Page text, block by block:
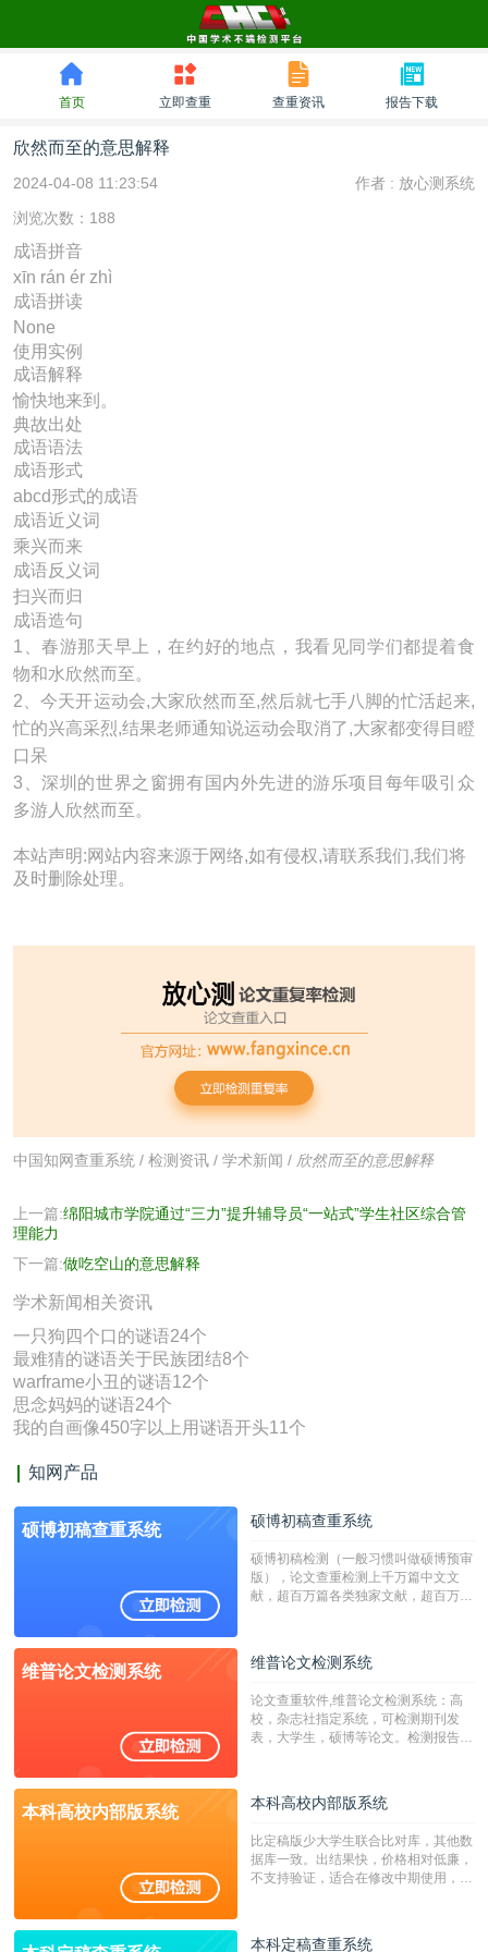
首页 立即查重 查重资讯 报告下载
欣然而至的意思解释
2024-04-08 11:23:54 作者 : 放心测系统
浏览次数：188
成语拼音
xīn rán ér zhì
成语拼读
None
使用实例
成语解释
愉快地来到。
典故出处
成语语法
成语形式
abcd形式的成语
成语近义词
乘兴而来
成语反义词
扫兴而归
成语造句
1、春游那天早上，在约好的地点，我看见同学们都提着食
物和水欣然而至。
2、今天开运动会,大家欣然而至,然后就七手八脚的忙活起来,
忙的兴高采烈,结果老师通知说运动会取消了,大家都变得目瞪
口呆
3、深圳的世界之窗拥有国内外先进的游乐项目每年吸引众
多游人欣然而至。
本站声明:网站内容来源于网络,如有侵权,请联系我们,我们将
及时删除处理。
中国知网查重系统 / 检测资讯 / 学术新闻 / 欣然而至的意思解释
上一篇:绵阳城市学院通过“三力”提升辅导员“一站式”学生社区综合管
理能力
下一篇:做吃空山的意思解释
学术新闻相关资讯
一只狗四个口的谜语24个
最难猜的谜语关于民族团结8个
warframe小丑的谜语12个
思念妈妈的谜语24个
我的自画像450字以上用谜语开头11个
知网产品
硕博初稿查重系统 硕博初稿查重系统
硕博初稿检测（一般习惯叫做硕博预审
版），论文查重检测上千万篇中文文
献，超百万篇各类独家文献，超百万港
校用来检测硕博论文的系统，检测范围
广，数据来源真实，检测算法合理!本
字符数30万）
维普论文检测系统 维普论文检测系统
论文查重软件,维普论文检测系统：高
校，杂志社指定系统，可检测期刊发
表，大学生，硕博等论文。检测报告支
本科高校内部版系统 本科高校内部版系统
比定稿版少大学生联合比对库，其他数
据库一致。出结果快，价格相对低廉，
不支持验证，适合在修改中期使用，定
本科定稿查重系统